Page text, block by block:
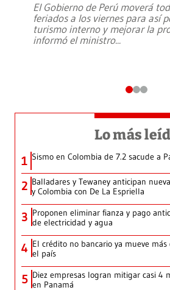
El Gobierno de Perú moverá
feriados a los viernes para así
turismo interno y mejorar la
informó el ministro...
Lo más
1 Sismo en Colombia de 7.2 sacude a
2 Balladares y Tewaney anticipan
y Colombia con De La Espriella
3 Proponen eliminar fianza y pago
de electricidad y agua
4 El crédito no bancario ya mueve
el país
5 Diez empresas logran mitigar casi 4
en Panamá